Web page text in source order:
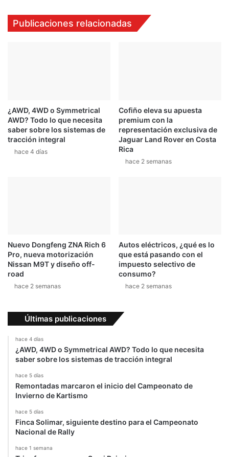
Publicaciones relacionadas
¿AWD, 4WD o Symmetrical
AWD? Todo lo que necesita
saber sobre los sistemas de
tracción integral
hace 4 días
Cofiño eleva su apuesta
premium con la
representación exclusiva de
Jaguar Land Rover en Costa
Rica
hace 2 semanas
Nuevo Dongfeng ZNA Rich 6
Pro, nueva motorización
Nissan M9T y diseño off-
road
hace 2 semanas
Autos eléctricos, ¿qué es lo
que está pasando con el
impuesto selectivo de
consumo?
hace 2 semanas
Últimas publicaciones
hace 4 días
¿AWD, 4WD o Symmetrical AWD? Todo lo que necesita
saber sobre los sistemas de tracción integral
hace 5 días
Remontadas marcaron el inicio del Campeonato de
Invierno de Kartismo
hace 5 días
Finca Solimar, siguiente destino para el Campeonato
Nacional de Rally
hace 1 semana